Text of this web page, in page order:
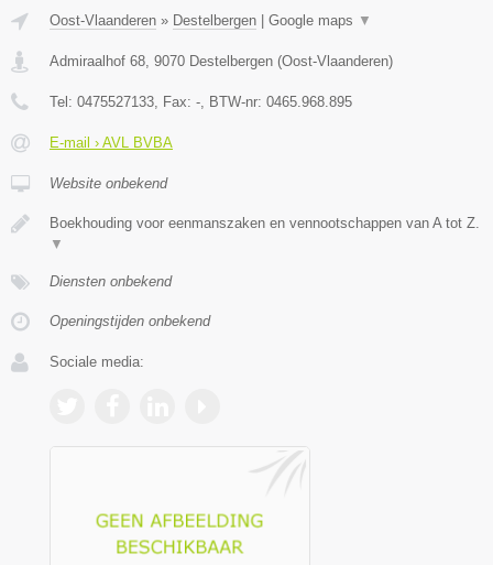
Oost-Vlaanderen » Destelbergen Google maps ▼
Admiraalhof 68 9070 Destelbergen (Oost-Vlaanderen)
Tel: 0475527133 , Fax: - , BTW-nr: 0465.968.895
E-mail › AVL BVBA
Website onbekend
Boekhouding voor eenmanszaken en vennootschappen van A tot Z.
▼
Diensten onbekend
Openingstijden onbekend
Sociale media: